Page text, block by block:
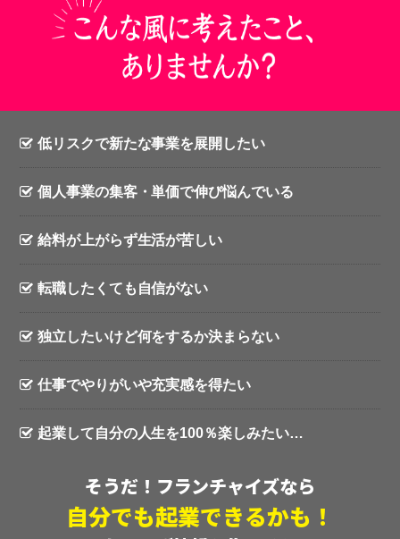
低リスクで新たな事業を展開したい
個人事業の集客・単価で伸び悩んでいる
給料が上がらず生活が苦しい
転職したくても自信がない
独立したいけど何をするか決まらない
仕事でやりがいや充実感を得たい
起業して自分の人生を100％楽しみたい…
そうだ！フランチャイズなら
自分でも起業できるかも！